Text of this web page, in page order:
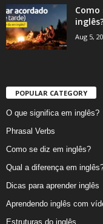
Como
Aug 5,
POPULAR CATEGORY
O que significa em inglês?
Phrasal Verbs
Como se diz em inglês?
Qual a diferença em
Dicas para aprender inglês
Aprendendo inglês com
Estruturas do inglês